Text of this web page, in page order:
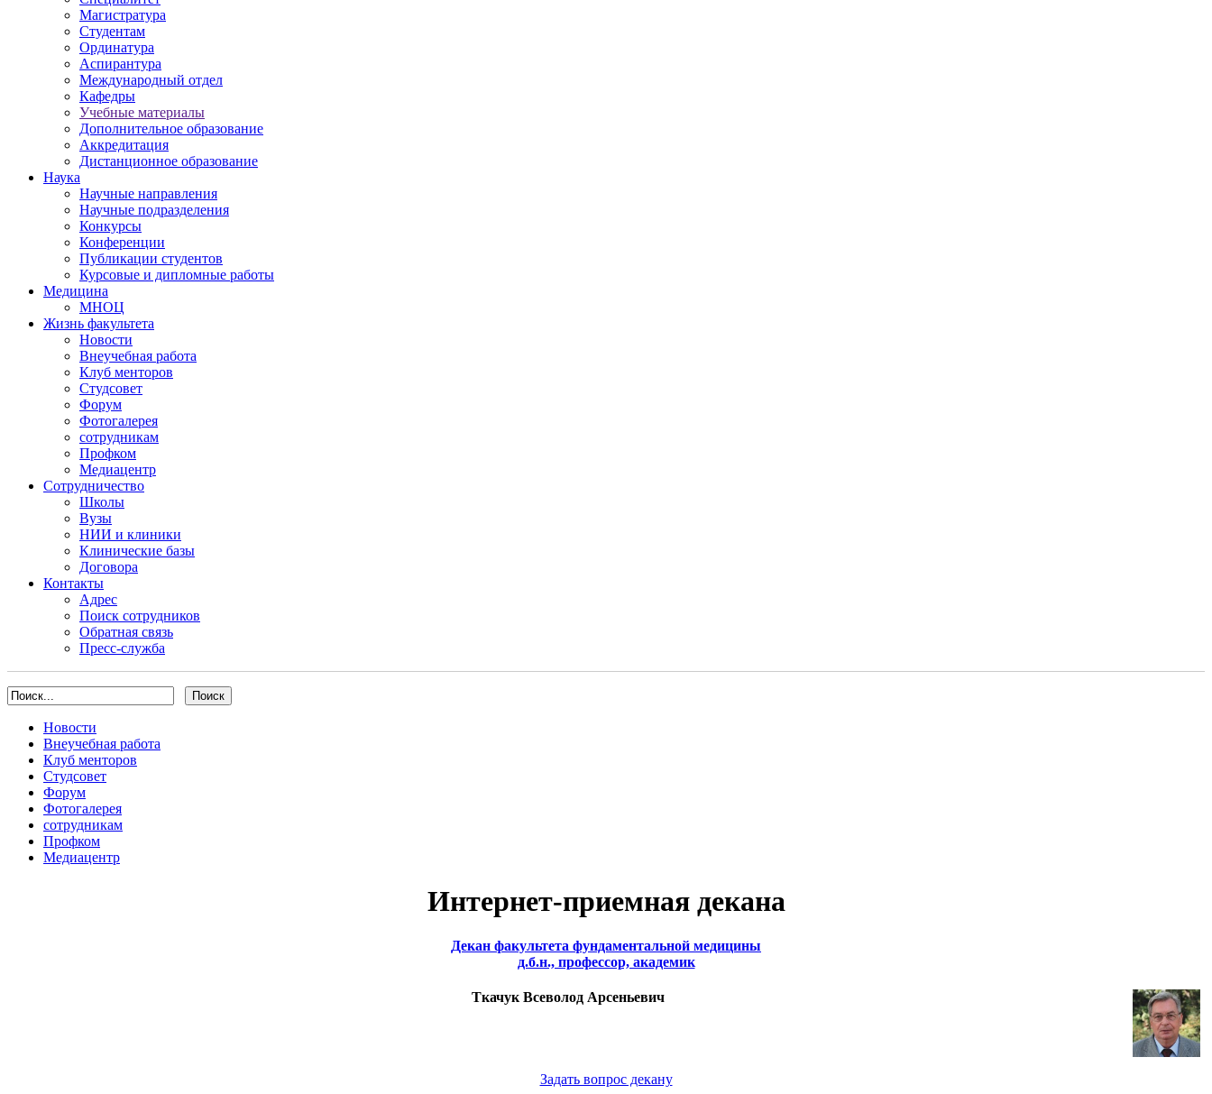
Магистратура
Студентам
Ординатура
Аспирантура
Международный отдел
Кафедры
Учебные материалы
Дополнительное образование
Аккредитация
Дистанционное образование
Наука
Научные направления
Научные подразделения
Конкурсы
Конференции
Публикации студентов
Курсовые и дипломные работы
Медицина
МНОЦ
Жизнь факультета
Новости
Внеучебная работа
Клуб менторов
Студсовет
Форум
Фотогалерея
сотрудникам
Профком
Медиацентр
Сотрудничество
Школы
Вузы
НИИ и клиники
Клинические базы
Договора
Контакты
Адрес
Поиск сотрудников
Обратная связь
Пресс-служба
Новости
Внеучебная работа
Клуб менторов
Студсовет
Форум
Фотогалерея
сотрудникам
Профком
Медиацентр
Интернет-приемная декана
Декан факультета фундаментальной медицины
д.б.н., профессор, академик
Ткачук Всеволод Арсеньевич
Задать вопрос декану